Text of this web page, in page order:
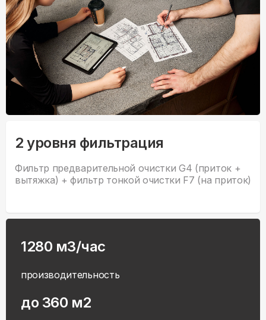
2 уровня фильтрация
Фильтр предварительной очистки G4 (приток +
вытяжка) + фильтр тонкой очистки F7 (на приток)
1280 м3/час
производительность
до 360 м2